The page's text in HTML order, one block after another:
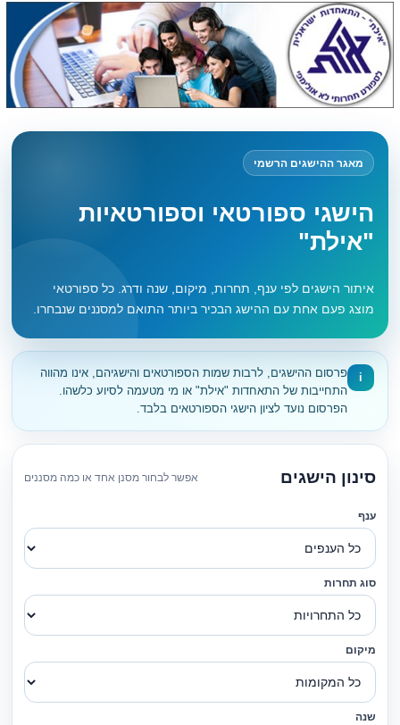
מאגר ההישגים הרשמי
הישגי ספורטאי וספורטאיות
"אילת"
איתור הישגים לפי ענף, תחרות, מיקום, שנה ודרג. כל ספורטאי
מוצג פעם אחת עם ההישג הבכיר ביותר התואם למסננים שנבחרו.
i
פרסום ההישגים, לרבות שמות הספורטאים והישגיהם, אינו מהווה
התחייבות של התאחדות "אילת" או מי מטעמה לסיוע כלשהו.
הפרסום נועד לציון הישגי הספורטאים בלבד.
סינון הישגים אפשר לבחור מסנן אחד או כמה מסננים
ענף
סוג תחרות
מיקום
שנה